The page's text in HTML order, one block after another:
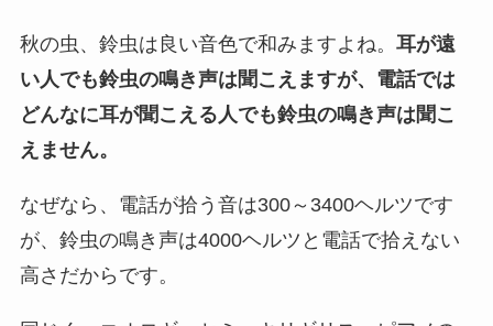
秋の虫、鈴虫は良い音色で和みますよね。 耳が遠
い人でも鈴虫の鳴き声は聞こえますが、電話では
どんなに耳が聞こえる人でも鈴虫の鳴き声は聞こ
えません。
なぜなら、電話が拾う音は300～3400ヘルツです
が、鈴虫の鳴き声は4000ヘルツと電話で拾えない
高さだからです。